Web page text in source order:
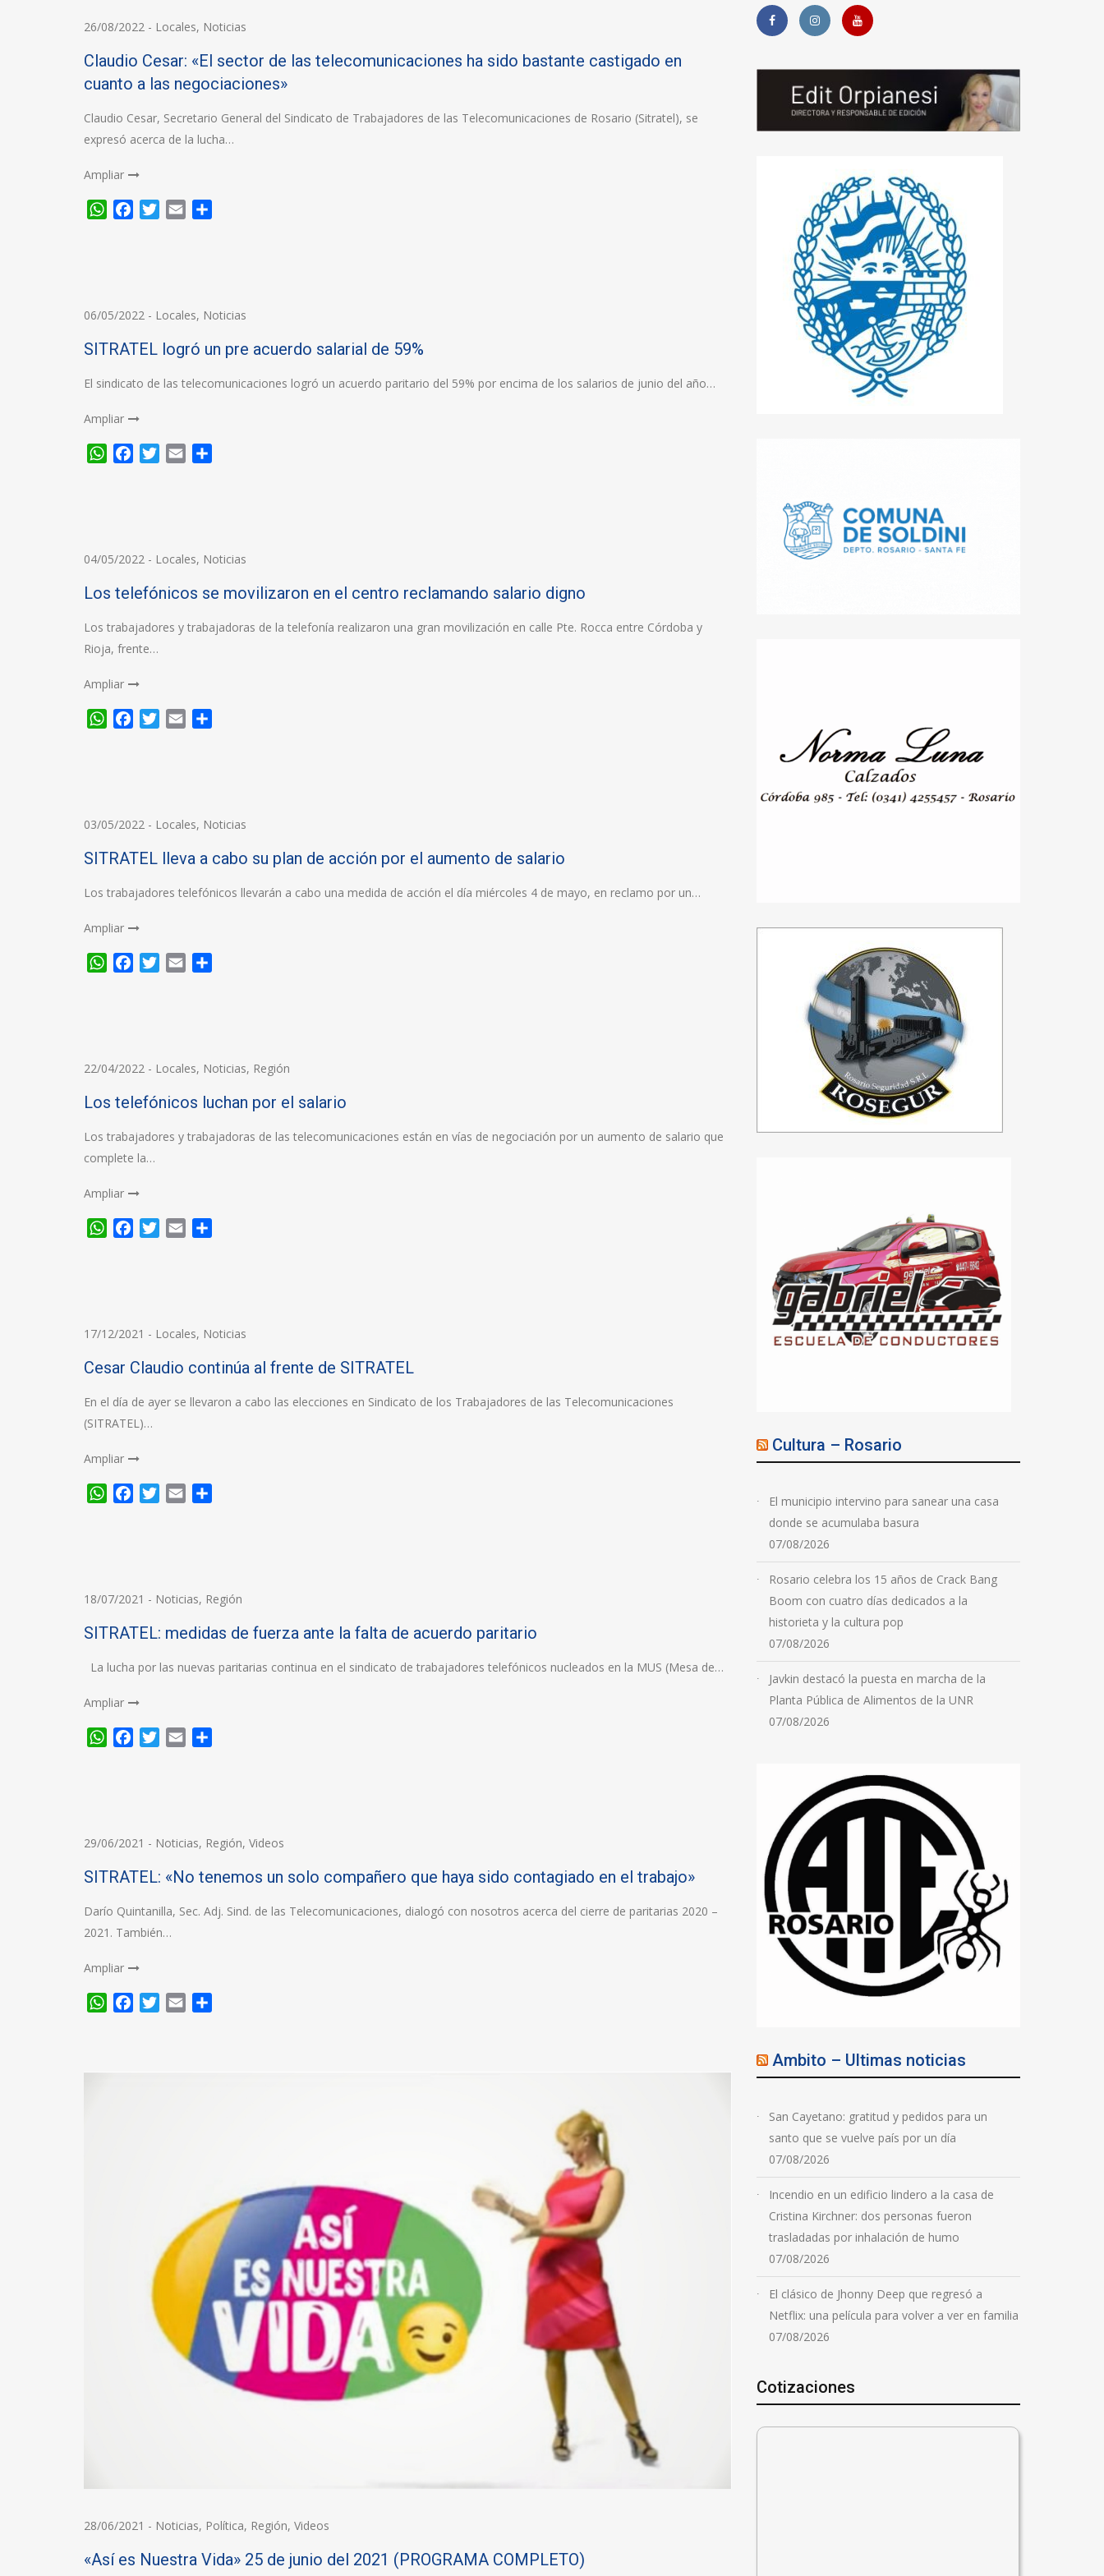
26/08/2022 - Locales, Noticias
Claudio Cesar: «El sector de las telecomunicaciones ha sido bastante castigado en
cuanto a las negociaciones»
Claudio Cesar, Secretario General del Sindicato de Trabajadores de las Telecomunicaciones de Rosario (Sitratel), se
expresó acerca de la lucha…
Ampliar
WhatsApp
FacebookTwitter
Email
06/05/2022 - Locales, Noticias
SITRATEL logró un pre acuerdo salarial de 59%
El sindicato de las telecomunicaciones logró un acuerdo paritario del 59% por encima de los salarios de junio del año…
Ampliar
WhatsApp
FacebookTwitter
Email
04/05/2022 - Locales, Noticias
Los telefónicos se movilizaron en el centro reclamando salario digno
Los trabajadores y trabajadoras de la telefonía realizaron una gran movilización en calle Pte. Rocca entre Córdoba y
Rioja, frente…
Ampliar
WhatsApp
FacebookTwitter
Email
03/05/2022 - Locales, Noticias
SITRATEL lleva a cabo su plan de acción por el aumento de salario
Los trabajadores telefónicos llevarán a cabo una medida de acción el día miércoles 4 de mayo, en reclamo por un…
Ampliar
WhatsApp
FacebookTwitter
Email
22/04/2022 - Locales, Noticias, Región
Los telefónicos luchan por el salario
Los trabajadores y trabajadoras de las telecomunicaciones están en vías de negociación por un aumento de salario que
complete la…
Ampliar
WhatsApp
FacebookTwitter
Email
17/12/2021 - Locales, Noticias
Cesar Claudio continúa al frente de SITRATEL
En el día de ayer se llevaron a cabo las elecciones en Sindicato de los Trabajadores de las Telecomunicaciones
(SITRATEL)…
Ampliar
WhatsApp
FacebookTwitter
Email
18/07/2021 - Noticias, Región
SITRATEL: medidas de fuerza ante la falta de acuerdo paritario
La lucha por las nuevas paritarias continua en el sindicato de trabajadores telefónicos nucleados en la MUS (Mesa de…
Ampliar
WhatsApp
FacebookTwitter
Email
29/06/2021 - Noticias, Región, Videos
SITRATEL: «No tenemos un solo compañero que haya sido contagiado en el trabajo»
Darío Quintanilla, Sec. Adj. Sind. de las Telecomunicaciones, dialogó con nosotros acerca del cierre de paritarias 2020 –
2021. También…
Ampliar
WhatsApp
FacebookTwitter
Email
28/06/2021 - Noticias, Política, Región, Videos
«Así es Nuestra Vida» 25 de junio del 2021 (PROGRAMA COMPLETO)
Cultura – Rosario
El municipio intervino para sanear una casa
donde se acumulaba basura
07/08/2026
Rosario celebra los 15 años de Crack Bang
Boom con cuatro días dedicados a la
historieta y la cultura pop
07/08/2026
Javkin destacó la puesta en marcha de la
Planta Pública de Alimentos de la UNR
07/08/2026
Ambito – Ultimas noticias
San Cayetano: gratitud y pedidos para un
santo que se vuelve país por un día
07/08/2026
Incendio en un edificio lindero a la casa de
Cristina Kirchner: dos personas fueron
trasladadas por inhalación de humo
07/08/2026
El clásico de Jhonny Deep que regresó a
Netflix: una película para volver a ver en familia
07/08/2026
Cotizaciones